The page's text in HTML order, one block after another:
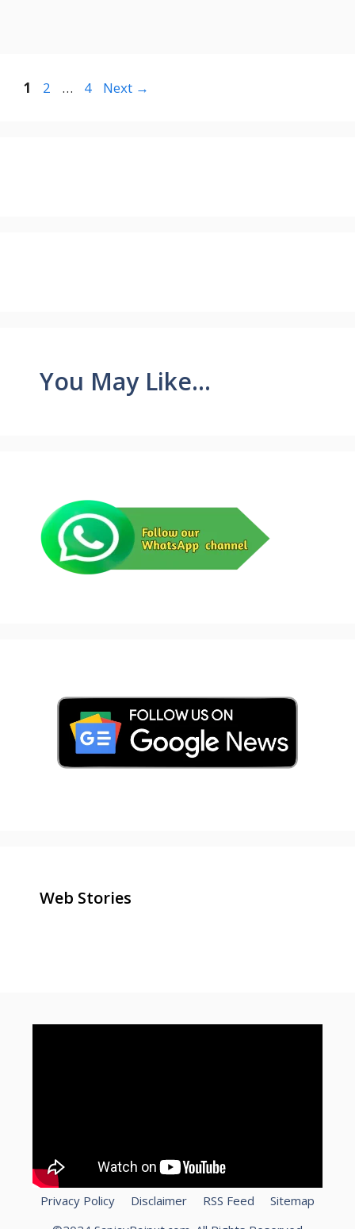
Page
1 Page
2 … Page
4 Next →
You May Like...
Web Stories
ghar baithe online paise kaise
Privacy Policy Disclaimer RSS Feed
Sitemap